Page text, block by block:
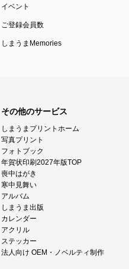
イベント
ご登録会員数
しまうまMemories
その他のサービス
しまうまプリントホーム
写真プリント
フォトブック
年賀状印刷2027年版TOP
喪中はがき
寒中見舞い
アルバム
しまうま出版
カレンダー
アクリル
ステッカー
法人向け OEM・ノベルティ制作